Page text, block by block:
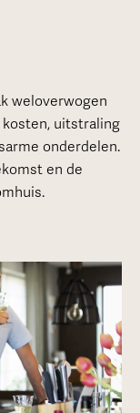
weloverwogen
uitstraling
onderdelen.
en de